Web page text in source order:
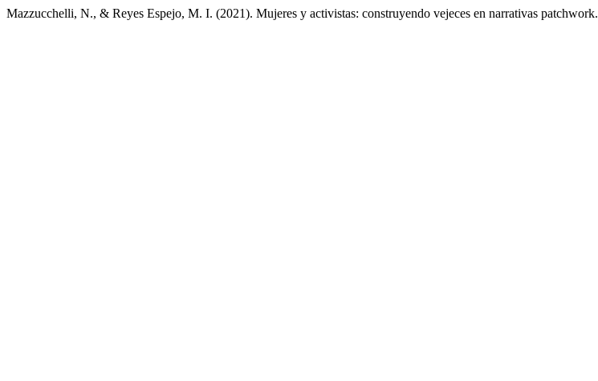
Mazzucchelli, N., & Reyes Espejo, M. I. (2021). Mujeres y activistas: construyendo vejeces en narrativas patchwork.